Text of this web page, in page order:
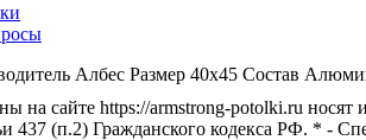
Албес Размер 40x45 Состав
на сайте https://armstrong-potolki.ru
437 (п.2) Гражданского кодекса РФ. * -